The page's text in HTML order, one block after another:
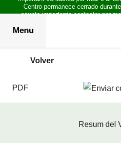
Centro permanece cerrado
asunto importante contactar por
Menu
Volver
PDF
Resum del